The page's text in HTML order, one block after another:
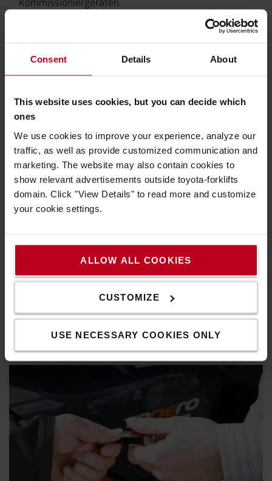
Consent Details About
This website uses cookies, but you can decide which
ones
We use cookies to improve your experience, analyze our
traffic, as well as provide customized communication and
marketing. The website may also contain cookies to
show relevant advertisements outside toyota-forklifts
domain. Click "View Details" to read more and customize
your cookie settings.
ALLOW ALL COOKIES
CUSTOMIZE
USE NECESSARY COOKIES ONLY
Elektro-Gabelstapler
Der zuverlässige Elektro-Gabelstapler eignet sich für
ELEKTROSTAPLER ENTDECKEN